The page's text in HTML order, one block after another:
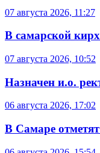
07 августа 2026, 11:27
В самарской
07 августа 2026, 10:52
Назначен и.о.
06 августа 2026, 17:02
В Самаре